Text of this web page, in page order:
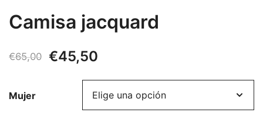
Camisa jacquard
€65,00 El
precio
original
€45,50
precio
actual
Mujer